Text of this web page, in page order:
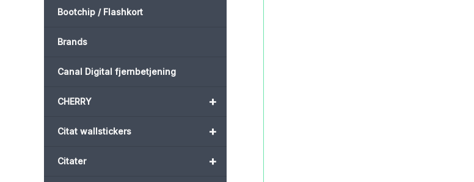
Bootchip / Flashkort
Brands
Canal Digital fjernbetjening
+
CHERRY
+
Citat wallstickers
+
Citater